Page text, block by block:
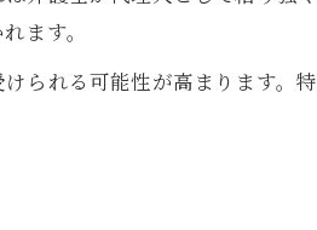
ます。
られる可能性が高まります。